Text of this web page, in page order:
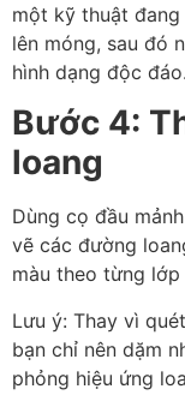
một kỹ thuật đang
lên móng, sau đó
hình dạng độc đáo.
Bước 4:
loang
Dùng cọ đầu
vẽ các đường
màu theo từng lớp
Lưu ý: Thay vì
bạn chỉ nên dặm
phỏng hiệu ứng